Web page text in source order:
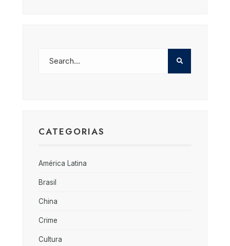
CATEGORIAS
América Latina
Brasil
China
Crime
Cultura